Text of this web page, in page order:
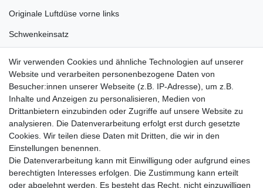
Originale Luftdüse vorne links
Schwenkeinsatz
Lieferung wie abgebildet
für:
Skoda Fabia II Bj. 2010 - 2014 (ab Facelift)
Skoda Roomster Bj. 2010 - 2015 (ab Facelift)
Wir verwenden Cookies und ähnliche Technologien auf unserer
Website und verarbeiten personenbezogene Daten von
Besucher:innen unserer Webseite (z.B. IP-Adresse), um z.B.
Inhalte und Anzeigen zu personalisieren, Medien von
Drittanbietern einzubinden oder Zugriffe auf unsere Website zu
analysieren. Die Datenverarbeitung erfolgt erst durch gesetzte
Cookies. Wir teilen diese Daten mit Dritten, die wir in den
Einstellungen benennen.
Die Datenverarbeitung kann mit Einwilligung oder aufgrund eines
berechtigten Interesses erfolgen. Die Zustimmung kann erteilt
oder abgelehnt werden. Es besteht das Recht, nicht einzuwilligen